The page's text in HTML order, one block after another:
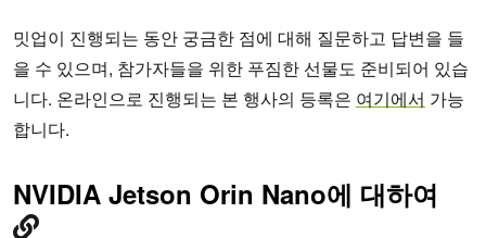
밋업이 진행되는 동안 궁금한 점에 대해 질문하고 답변을 들
을 수 있으며, 참가자들을 위한 푸짐한 선물도 준비되어 있습
니다. 온라인으로 진행되는 본 행사의 등록은 여기에서 가능
합니다.
NVIDIA Jetson Orin Nano에 대하여